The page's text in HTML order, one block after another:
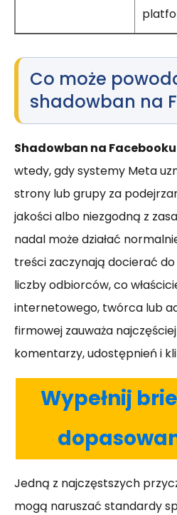
Co może
shadowban na
Shadowban na Facebooku
wtedy, gdy systemy Meta
strony lub grupy za
jakości albo niezgodną z
nadal może działać
treści zaczynają docierać
liczby odbiorców, co
internetowego, twórca lub
firmowej zauważa
komentarzy, udostępnień i
Wypełnij
Jedną z najczęstszych
mogą naruszać standardy